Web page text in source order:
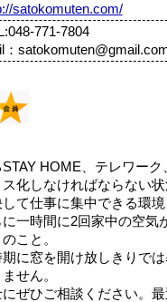
satokomuten.com/
771-7804
：
HOME、テレワーク
化しなければならない
て仕事に集中できる環
一時間に2回家中の空気
こと。
に窓を開け放しきりで
せん。
ぜひご相談ください。